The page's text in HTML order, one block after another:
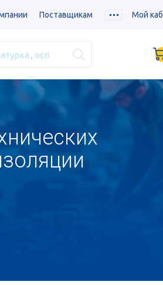
Поставщикам Мой
осп